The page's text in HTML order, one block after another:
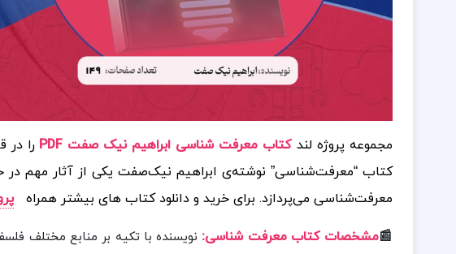
مجموعه پروژه لند کتاب معرفت شناسی ابراهیم نیک صفت PDF
را در
کتاب “معرفت‌شناسی” نوشته‌ی ابراهیم نیک‌صفت یکی از آثار مهم
معرفت‌شناسی می‌پردازد. برای خرید و دانلود کتاب های بیشتر همراه
📰مشخصات کتاب معرفت شناسی: نویسنده با تکیه بر منابع مختلف